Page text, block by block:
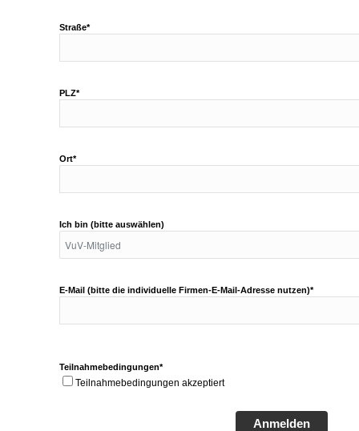
Straße*
PLZ*
Ort*
Ich bin (bitte auswählen)
E-Mail (bitte die individuelle Firmen-E-Mail-Adresse nutzen)*
Teilnahmebedingungen*
Teilnahmebedingungen akzeptiert
Anmelden